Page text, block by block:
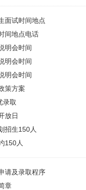
面试时间地点
间地点电话
明会时间
明会时间
明会时间
策方案
录取
放日
招生150人
150人
请及录取程序
章